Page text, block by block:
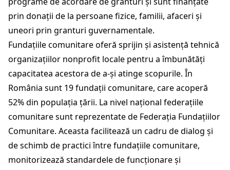
prin donații de la persoane fizice, familii, afaceri și
uneori prin granturi guvernamentale.
Fundațiile comunitare oferă sprijin și asistență tehnică
organizațiilor nonprofit locale pentru a îmbunătăți
capacitatea acestora de a-și atinge scopurile. În
România sunt 19 fundații comunitare, care acoperă
52% din populația țării. La nivel național federațiile
comunitare sunt reprezentate de Federația Fundațiilor
Comunitare. Aceasta facilitează un cadru de dialog și
de schimb de practici între fundațiile comunitare,
monitorizează standardele de funcționare și